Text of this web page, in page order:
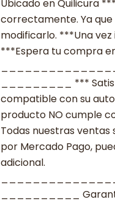
Ubicado en Quilicura
correctamente. Ya
modificarlo. ***Una
***Espera tu compra
_________ ***
compatible con su
producto NO cumple
Todas nuestras
por Mercado Pago,
adicional.
__________